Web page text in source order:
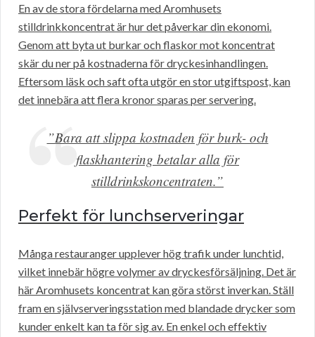
En av de stora fördelarna med Aromhusets
stilldrinkkoncentrat är hur det påverkar din ekonomi.
Genom att byta ut burkar och flaskor mot koncentrat
skär du ner på kostnaderna för dryckesinhandlingen.
Eftersom läsk och saft ofta utgör en stor utgiftspost, kan
det innebära att flera kronor sparas per servering.
”Bara att slippa kostnaden för burk- och
flaskhantering betalar alla för
stilldrinkskoncentraten.”
Perfekt för lunchserveringar
Många restauranger upplever hög trafik under lunchtid,
vilket innebär högre volymer av dryckesförsäljning. Det är
här Aromhusets koncentrat kan göra störst inverkan. Ställ
fram en självserveringsstation med blandade drycker som
kunder enkelt kan ta för sig av. En enkel och effektiv